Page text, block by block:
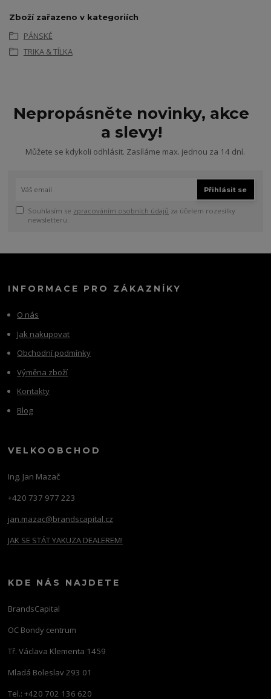
Zboží zařazeno v kategoriích
PÁNSKÉ
TRIKA & TÍLKA
Nepropásněte novinky, akce
a slevy!
Můžete se kdykoli odhlásit. Zasíláme max. jednou za 14 dní.
Přihlásit se
Souhlasím se zpracováním osobních údajů za účelem rozesílky
newsletteru.
INFORMACE PRO ZÁKAZNÍKY
O nás
Jak nakupovat
Obchodní podmínky
Výměna zboží
Kontakty
Blog
VELKOOBCHOD
Ing. Jan Mazač
+420 737 977 223
jan.mazac@brandscapital.cz
JAK SE STÁT YAKUZA DEALEREM!
KDE NÁS NAJDETE
BrandsCapital
OC Bondy centrum
Tř. Václava Klementa 1459
Mladá Boleslav 293 01
Tel.: +420 702 136 620